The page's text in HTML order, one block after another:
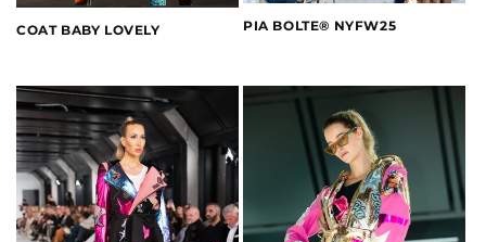
COAT BABY LOVELY PIA BOLTE® NYFW25